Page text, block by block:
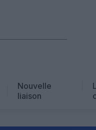
Nouvelle
liaison